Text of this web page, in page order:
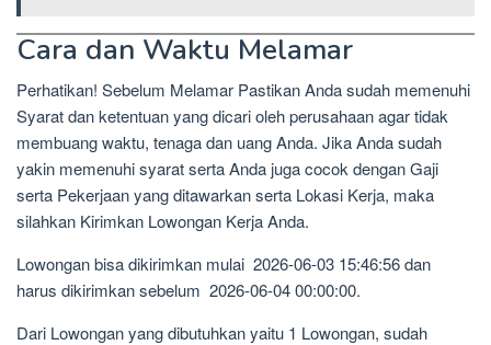
Cara dan Waktu Melamar
Perhatikan! Sebelum Melamar Pastikan Anda sudah memenuhi
Syarat dan ketentuan yang dicari oleh perusahaan agar tidak
membuang waktu, tenaga dan uang Anda. Jika Anda sudah
yakin memenuhi syarat serta Anda juga cocok dengan Gaji
serta Pekerjaan yang ditawarkan serta Lokasi Kerja, maka
silahkan Kirimkan Lowongan Kerja Anda.
Lowongan bisa dikirimkan mulai 2026-06-03 15:46:56 dan
harus dikirimkan sebelum 2026-06-04 00:00:00.
Dari Lowongan yang dibutuhkan yaitu 1 Lowongan, sudah